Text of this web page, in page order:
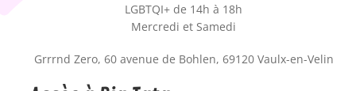
LGBTQI+ de 14h à 18h
Mercredi et Samedi
Grrrnd Zero, 60 avenue de Bohlen, 69120 Vaulx-en-Velin